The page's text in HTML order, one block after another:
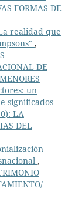
FORMAS DE
realidad que
,
DE
un
significados
LA
DEL
,